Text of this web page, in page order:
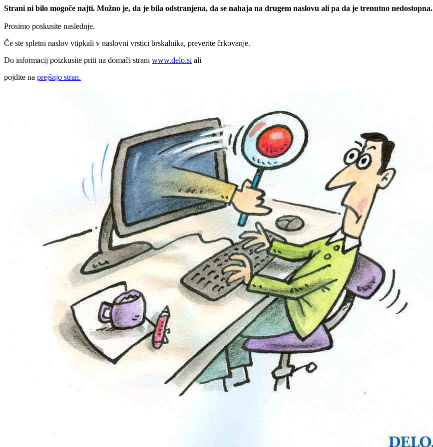
Strani ni bilo mogoče najti. Možno je, da je bila odstranjena, da se nahaja na drugem naslovu ali pa da je trenutno nedostopna.
Prosimo poskusite naslednje.
Če ste spletni naslov vtipkali v naslovni vrstici brskalnika, preverite črkovanje.
Do informacij poizkusite priti na domači strani www.delo.si ali
pojdite na prejšnjo stran.